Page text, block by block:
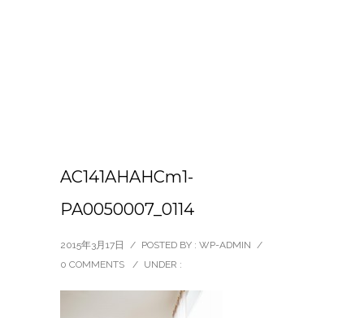
AC141AHAHCm1-
PA0050007_0114
2015年3月17日 / POSTED BY : WP-ADMIN /
0 COMMENTS
/ UNDER :